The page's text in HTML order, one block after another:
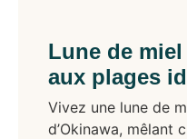
Lune de
aux plages
Vivez une lune de
d’Okinawa, mêlant